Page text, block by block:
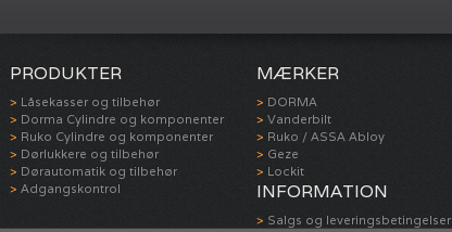
PRODUKTER
Låsekasser og tilbehør
Dorma Cylindre og komponenter
Ruko Cylindre og komponenter
Dørlukkere og tilbehør
Dørautomatik og tilbehør
Adgangskontrol
MÆRKER
DORMA
Vanderbilt
Ruko / ASSA Abloy
Geze
Lockit
INFORMATION
Salgs og leveringsbetingelser